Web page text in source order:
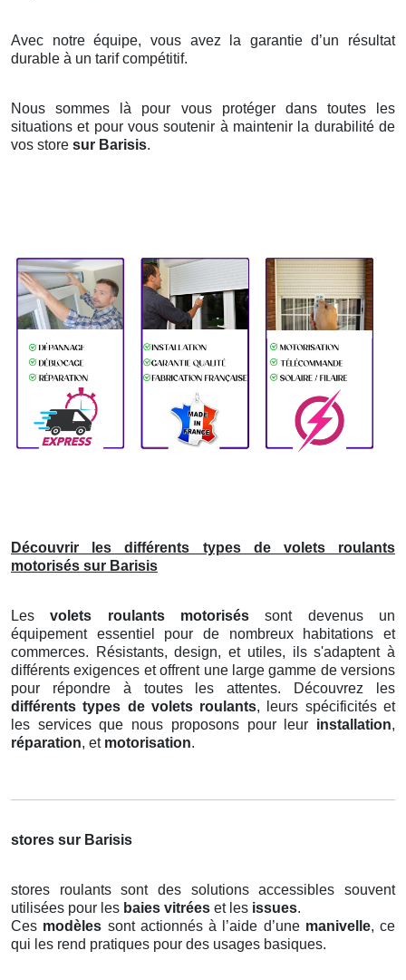
Avec notre équipe, vous avez la garantie d’un résultat
durable à un tarif compétitif.
Nous sommes là pour vous protéger dans toutes les
situations et pour vous soutenir à maintenir la durabilité de
vos store sur Barisis.
Découvrir les différents types de volets roulants
motorisés sur Barisis
Lesvolets roulants motorisés sont devenus un
équipement essentiel pour de nombreux habitations et
commerces. Résistants, design, et utiles, ils s'adaptent à
différents exigences et offrent une large gamme de versions
pour répondre à toutes les attentes. Découvrez les
différents types de volets roulants, leurs spécificités et
les services que nous proposons pour leur installation,
réparation, et motorisation.
stores sur Barisis
stores roulants sont des solutions accessibles souvent
utilisées pour les baies vitrées et les issues.
Ces modèles sont actionnés à l’aide d’une manivelle, ce
qui les rend pratiques pour des usages basiques.